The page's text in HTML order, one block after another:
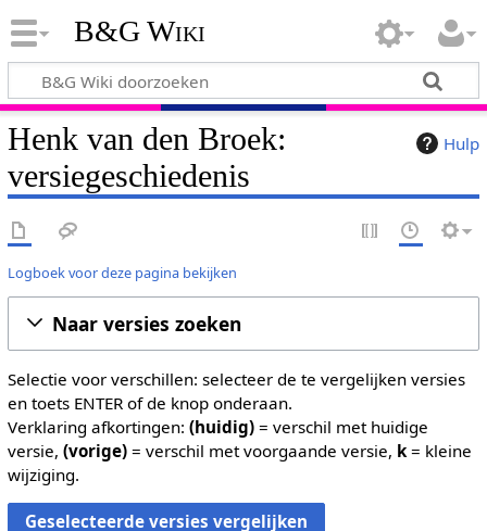
B&G Wiki
Hulp
Henk van den Broek:
versiegeschiedenis
Logboek voor deze pagina bekijken
Naar versies zoeken
Selectie voor verschillen: selecteer de te vergelijken versies
en toets ENTER of de knop onderaan.
Verklaring afkortingen: (huidig)= verschil met huidige
versie, (vorige)= verschil met voorgaande versie, k= kleine
wijziging.